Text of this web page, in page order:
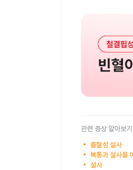
관련 증상 알아보기
출혈성 설사
복통과 설사를
설사